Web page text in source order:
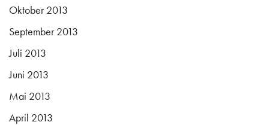
Oktober 2013
September 2013
Juli 2013
Juni 2013
Mai 2013
April 2013